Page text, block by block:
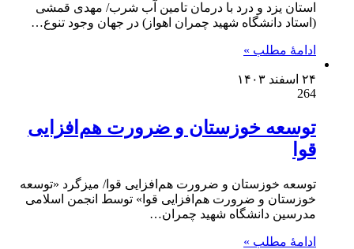
استان یزد و درد با درمان تامین آب شرب/ مهدی قمشی
(استاد دانشگاه شهید چمران اهواز) در جهان وجود تنوع…
ادامۀ مطلب »
۲۴ اسفند ۱۴۰۳
264
توسعه خوزستان و ضرورت هم‌افزایی
قوا
توسعه خوزستان و ضرورت هم‌افزایی قوا/ میزگرد «توسعه
خوزستان و ضرورت هم‌افزایی قوا» توسط انجمن اسلامی
مدرسین دانشگاه شهید چمران…
ادامۀ مطلب »